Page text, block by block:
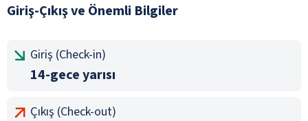
Giriş-Çıkış ve Önemli Bilgiler
Giriş (Check-in)
14-gece yarısı
Çıkış (Check-out)